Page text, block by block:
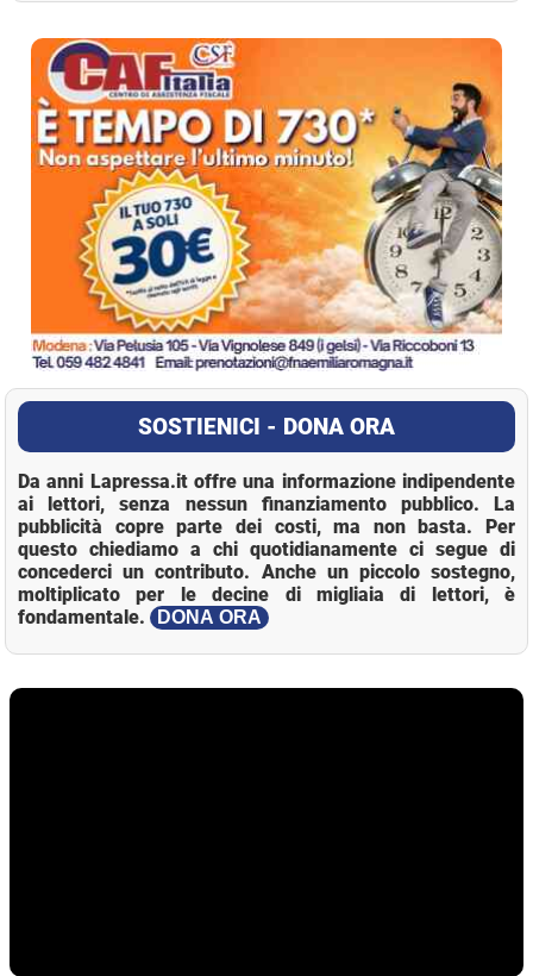
La Pressa
SOSTIENICI - DONA ORA
Da anni Lapressa.it offre una informazione indipendente
ai lettori, senza nessun finanziamento pubblico. La
pubblicità copre parte dei costi, ma non basta. Per
questo chiediamo a chi quotidianamente ci segue di
concederci un contributo. Anche un piccolo sostegno,
moltiplicato per le decine di migliaia di lettori, è
fondamentale.
DONA ORA